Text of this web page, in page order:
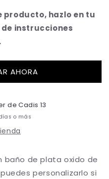
producto, hazlo en tu
instrucciones
AHORA
de Cadis 13
o más
baño de plata oxido de
personalizarlo si